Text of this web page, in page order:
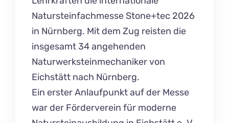
Natursteinfachmesse Stone+tec 2026
in Nürnberg. Mit dem Zug reisten die
insgesamt 34 angehenden
Naturwerksteinmechaniker von
Eichstätt nach Nürnberg.
Ein erster Anlaufpunkt auf der Messe
war der Förderverein für moderne